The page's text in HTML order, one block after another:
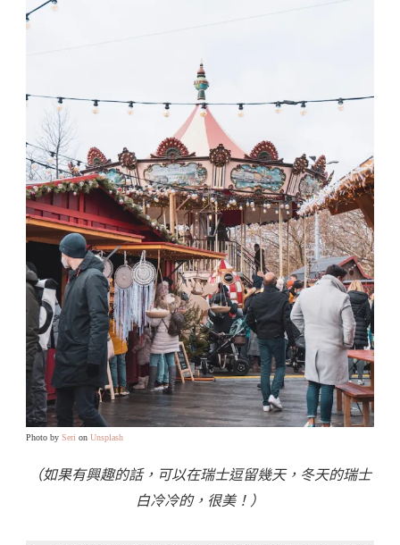
Photo by Seri on Unsplash
（如果有興趣的話，可以在瑞士逗留幾天，冬天的瑞士
白冷冷的，很美！）